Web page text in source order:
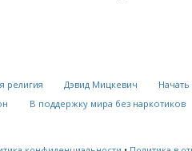
религия Дэвид Мицкевич
В поддержку мира без наркотиков